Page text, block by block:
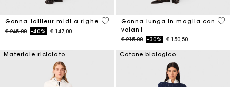
Gonna tailleur midi a righe
Price reduced from
€ 245,00to-40% € 147,00
4,5 out of 5 Customer Rating
Gonna lunga in maglia con
volant
Price reduced from
€ 215,00to-30% € 150,50
4,1
Materiale riciclato Cotone biologico